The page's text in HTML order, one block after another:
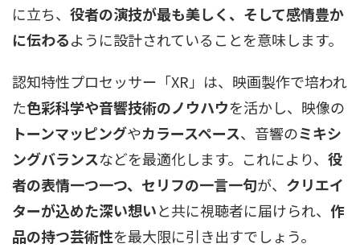
に立ち、 役者の演技が最も美しく、そして感情豊か
に伝わるように設計されていることを意味します。
認知特性プロセッサー「XR」は、映画製作で培われ
た色彩科学や音響技術のノウハウを活かし、映像の
トーンマッピングやカラースペース、音響のミキシ
ングバランスなどを最適化します。これにより、 役
者の表情一つ一つ、セリフの一言一句が、 クリエイ
ターが込めた深い想いと共に視聴者に届けられ、 作
品の持つ芸術性を最大限に引き出すでしょう。